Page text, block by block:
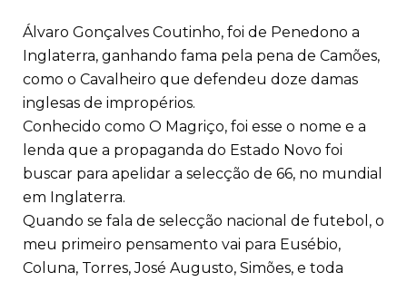
Álvaro Gonçalves Coutinho, foi de Penedono a
Inglaterra, ganhando fama pela pena de Camões,
como o Cavalheiro que defendeu doze damas
inglesas de impropérios.
Conhecido como O Magriço, foi esse o nome e a
lenda que a propaganda do Estado Novo foi
buscar para apelidar a selecção de 66, no mundial
em Inglaterra.
Quando se fala de selecção nacional de futebol, o
meu primeiro pensamento vai para Eusébio,
Coluna, Torres, José Augusto, Simões, e toda